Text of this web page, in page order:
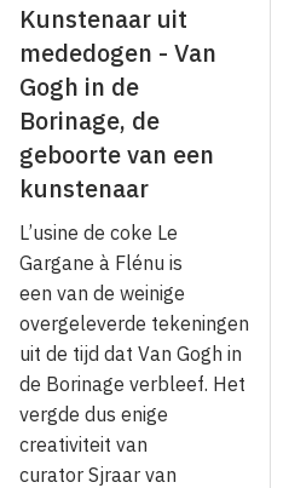
Kunstenaar uit
mededogen - Van
Gogh in de
Borinage, de
geboorte van een
kunstenaar
L’usine de coke Le
Gargane à Flénu is
een van de weinige
overgeleverde tekeningen
uit de tijd dat Van Gogh in
de Borinage verbleef. Het
vergde dus enige
creativiteit van
curator Sjraar van